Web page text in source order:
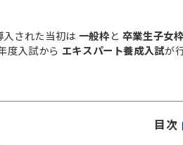
された当初は 一般枠と 卒業生子女枠
度入試から エキスパート養成入試が
目次